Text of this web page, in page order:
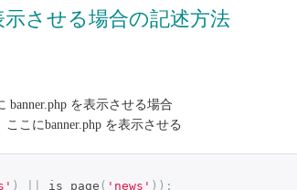
させる場合の記述方法
banner.php を表示させる場合
こにbanner.php を表示させる
) is_page ( 'news' )):